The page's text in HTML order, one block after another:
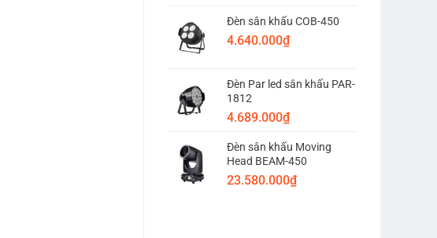
Đèn sân khấu COB-450
4.640.000₫
Đèn Par led sân khấu PAR-
1812
4.689.000₫
Đèn sân khấu Moving
Head BEAM-450
23.580.000₫